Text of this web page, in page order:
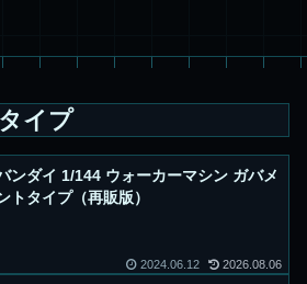
イプ
ンダイ 1/144 ウォーカーマシン ガバメ
トタイプ（再販版）
2024.06.12 2026.08.06